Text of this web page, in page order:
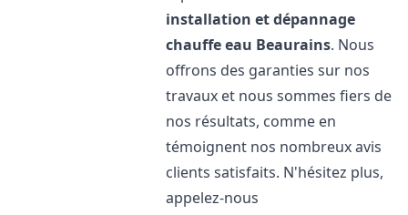
installation et dépannage
chauffe eau Beaurains. Nous
offrons des garanties sur nos
travaux et nous sommes fiers de
nos résultats, comme en
témoignent nos nombreux avis
clients satisfaits. N'hésitez plus,
appelez-nous